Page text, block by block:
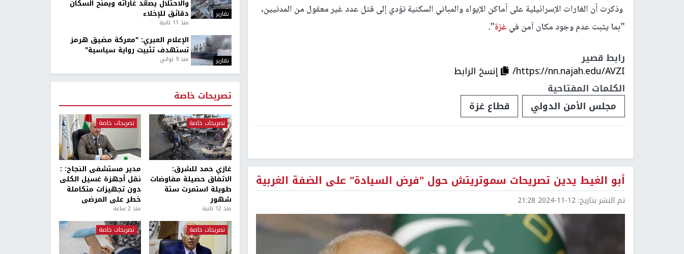
وذكرت أن الغارات الإسرائيلية على أماكن الإيواء والمباني السكنية تؤدي إلى قتل عدد غير معقول من المدنيين،
"بما يثبت عدم وجود مكان آمن في غزة".
رابط قصير
https://nn.najah.edu/AVZI/
إنسخ الرابط
الكلمات المفتاحية
مجلس الأمن الدولي
قطاع غزة
أبو الغيط يدين تصريحات سموتريتش حول "فرض السيادة" على الضفة الغربية
تم النشر بتاريخ: 2024-11-12 21:28
تقارير
والاحتلال يصعّد غاراته ويمنح السكان
دقائق للإخلاء
منذ 11 ثانية
تقارير
الإعلام العبري: "معركة مضيق هرمز
تستهدف تثبيت رواية سياسية"
منذ 9 ثواني
تصريحات خاصة
تصريحات خاصة
غازي حمد للشرق:
الاتفاق حصيلة مفاوضات
طويلة استمرت ستة
شهور
منذ 12 ثانية
تصريحات خاصة
مدير مستشفى النجاح: :
نقل أجهزة غسيل الكلى
دون تجهيزات متكاملة
خطر على المرضى
منذ 2 ساعة
تصريحات خاصة تصريحات خاصة